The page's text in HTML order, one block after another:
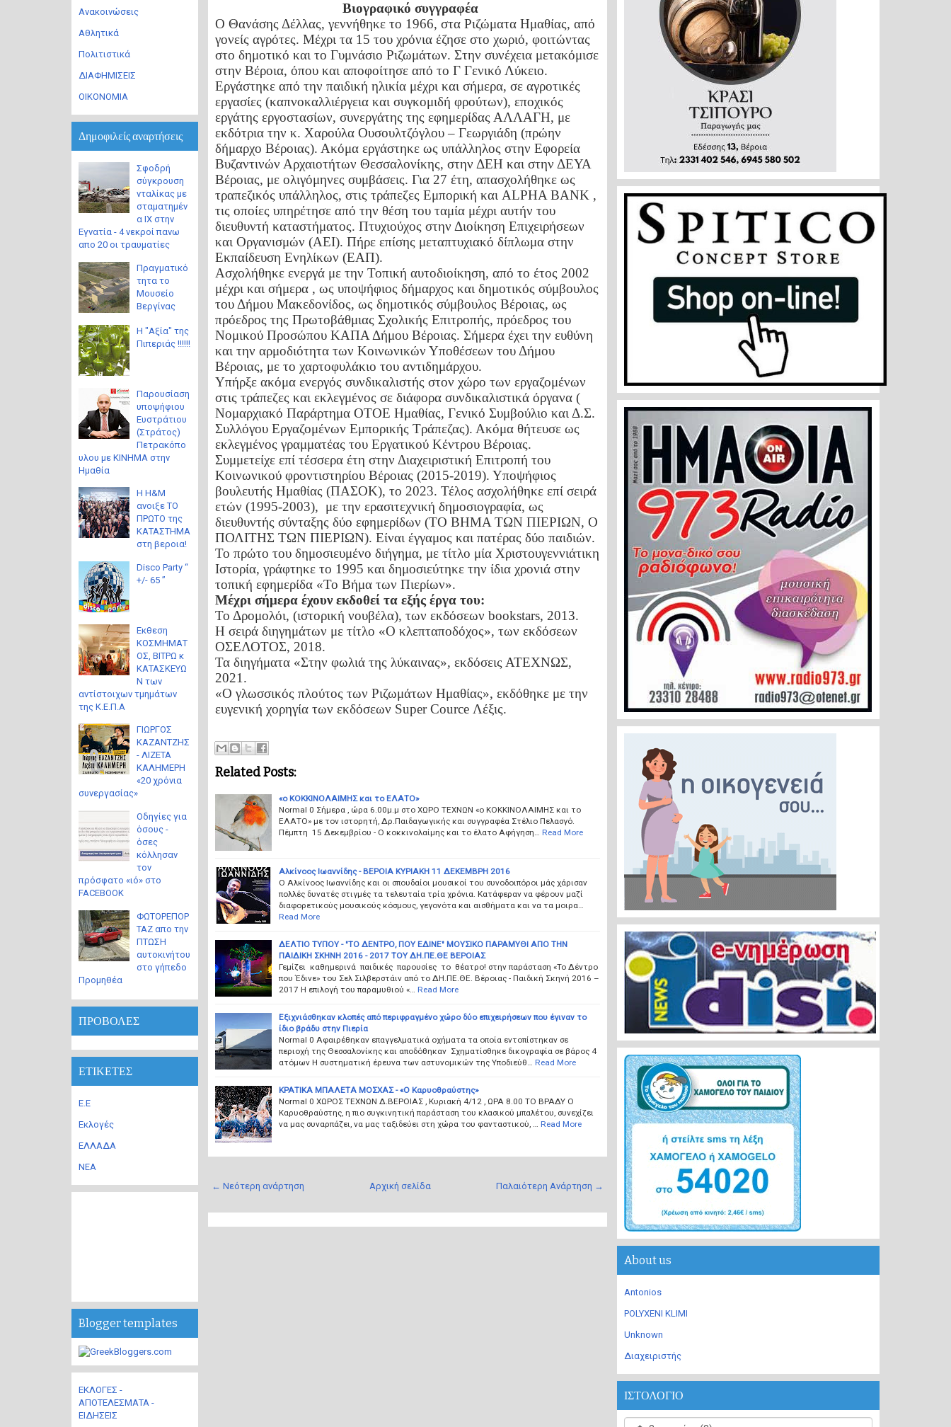
Βιογραφικό συγγραφέα
Ο Θανάσης Δέλλας, γεννήθηκε το 1966, στα Ριζώματα Ημαθίας, από
γονείς αγρότες. Μέχρι τα 15 του χρόνια έζησε στο χωριό, φοιτώντας
στο δημοτικό και το Γυμνάσιο Ριζωμάτων. Στην συνέχεια μετακόμισε
στην Βέροια, όπου και αποφοίτησε από το Γ Γενικό Λύκειο.
Εργάστηκε από την παιδική ηλικία μέχρι και σήμερα, σε αγροτικές
εργασίες (καπνοκαλλιέργεια και συγκομιδή φρούτων), εποχικός
εργάτης εργοστασίων, συνεργάτης της εφημερίδας ΑΛΛΑΓΗ, με
εκδότρια την κ. Χαρούλα Ουσουλτζόγλου – Γεωργιάδη (πρώην
δήμαρχο Βέροιας). Ακόμα εργάστηκε ως υπάλληλος στην Εφορεία
Βυζαντινών Αρχαιοτήτων Θεσσαλονίκης, στην ΔΕΗ και στην ΔΕΥΑ
Βέροιας, με ολιγόμηνες συμβάσεις. Για 27 έτη, απασχολήθηκε ως
τραπεζικός υπάλληλος, στις τράπεζες Εμπορική και ALPHA BANK ,
τις οποίες υπηρέτησε από την θέση του ταμία μέχρι αυτήν του
διευθυντή καταστήματος. Πτυχιούχος στην Διοίκηση Επιχειρήσεων
και Οργανισμών (ΑΕΙ). Πήρε επίσης μεταπτυχιακό δίπλωμα στην
Εκπαίδευση Ενηλίκων (ΕΑΠ).
Ασχολήθηκε ενεργά με την Τοπική αυτοδιοίκηση, από το έτος 2002
μέχρι και σήμερα , ως υποψήφιος δήμαρχος και δημοτικός σύμβουλος
του Δήμου Μακεδονίδος, ως δημοτικός σύμβουλος Βέροιας, ως
πρόεδρος της Πρωτοβάθμιας Σχολικής Επιτροπής, πρόεδρος του
Νομικού Προσώπου ΚΑΠΑ Δήμου Βέροιας. Σήμερα έχει την ευθύνη
και την αρμοδιότητα των Κοινωνικών Υποθέσεων του Δήμου
Βέροιας, με το χαρτοφυλάκιο του αντιδημάρχου.
Υπήρξε ακόμα ενεργός συνδικαλιστής στον χώρο των εργαζομένων
στις τράπεζες και εκλεγμένος σε διάφορα συνδικαλιστικά όργανα (
Νομαρχιακό Παράρτημα ΟΤΟΕ Ημαθίας, Γενικό Συμβούλιο και Δ.Σ.
Συλλόγου Εργαζομένων Εμπορικής Τράπεζας). Ακόμα θήτευσε ως
εκλεγμένος γραμματέας του Εργατικού Κέντρου Βέροιας.
Συμμετείχε επί τέσσερα έτη στην Διαχειριστική Επιτροπή του
Κοινωνικού φροντιστηρίου Βέροιας (2015-2019). Υποψήφιος
βουλευτής Ημαθίας (ΠΑΣΟΚ), το 2023. Τέλος ασχολήθηκε επί σειρά
ετών (1995-2003), με την ερασιτεχνική δημοσιογραφία, ως
διευθυντής σύνταξης δύο εφημερίδων (ΤΟ ΒΗΜΑ ΤΩΝ ΠΙΕΡΙΩΝ, Ο
ΠΟΛΙΤΗΣ ΤΩΝ ΠΙΕΡΙΩΝ). Είναι έγγαμος και πατέρας δύο παιδιών.
Το πρώτο του δημοσιευμένο διήγημα, με τίτλο μία Χριστουγεννιάτικη
Ιστορία, γράφτηκε το 1995 και δημοσιεύτηκε την ίδια χρονιά στην
τοπική εφημερίδα «Το Βήμα των Πιερίων».
Μέχρι σήμερα έχουν εκδοθεί τα εξής έργα του:
Το Δρομολόι, (ιστορική νουβέλα), των εκδόσεων bookstars, 2013.
Η σειρά διηγημάτων με τίτλο «Ο κλεπταποδόχος», των εκδόσεων
ΟΣΕΛΟΤΟΣ, 2018.
Τα διηγήματα «Στην φωλιά της λύκαινας», εκδόσεις ΑΤΕΧΝΩΣ,
2021.
«Ο γλωσσικός πλούτος των Ριζωμάτων Ημαθίας», εκδόθηκε με την
ευγενική χορηγία των εκδόσεων Super Cource Λέξις.
Related Posts:
«ο ΚΟΚΚΙΝΟΛΑΙΜΗΣ και το ΕΛΑΤΟ»
Normal 0 Σήμερα , ώρα 6.00μ.μ στο ΧΩΡΟ ΤΕΧΝΩΝ «ο ΚΟΚΚΙΝΟΛΑΙΜΗΣ και το
ΕΛΑΤΟ» με τον ιστορητή, Δρ.Παιδαγωγικής και συγγραφέα Στέλιο Πελασγό.
Πέμπτη 15 Δεκεμβρίου - Ο κοκκινολαίμης και το έλατο Αφήγηση…
Read More
Αλκίνοος Ιωαννίδης - ΒΕΡΟΙΑ ΚΥΡΙΑΚΗ 11 ΔΕΚΕΜΒΡΗ 2016
Ο Αλκίνοος Ιωαννίδης και οι σπουδαίοι μουσικοί του συνοδοιπόροι μάς χάρισαν
πολλές δυνατές στιγμές τα τελευταία τρία χρόνια. Κατάφεραν να φέρουν μαζί
διαφορετικούς μουσικούς κόσμους, γεγονότα και αισθήματα και να τα μοιρα…
Read More
ΔΕΛΤΙΟ ΤΥΠΟΥ - "ΤΟ ΔΕΝΤΡΟ, ΠΟΥ ΕΔΙΝΕ" ΜΟΥΣΙΚΟ ΠΑΡΑΜΥΘΙ ΑΠΟ ΤΗΝ
ΠΑΙΔΙΚΗ ΣΚΗΝΗ 2016 - 2017 ΤΟΥ ΔΗ.ΠΕ.ΘΕ ΒΕΡΟΙΑΣ
Γεμίζει καθημερινά παιδικές παρουσίες το θέατρο! στην παράσταση «Το Δέντρο
που Έδινε» του Σελ Σιλβερστάιν από το ΔΗ.ΠΕ.ΘΕ. Βέροιας - Παιδική Σκηνή 2016 –
2017 Η επιλογή του παραμυθιού «…
Read More
Εξιχνιάσθηκαν κλοπές από περιφραγμένο χώρο δύο επιχειρήσεων που έγιναν το
ίδιο βράδυ στην Πιερία
Normal 0 Αφαιρέθηκαν επαγγελματικά οχήματα τα οποία εντοπίστηκαν σε
περιοχή της Θεσσαλονίκης και αποδόθηκαν Σχηματίσθηκε δικογραφία σε βάρος 4
ατόμων Η συστηματική έρευνα των αστυνομικών της Υποδιεύθ…
Read More
ΚΡΑΤΙΚΑ ΜΠΑΛΕΤΑ ΜΟΣΧΑΣ - «Ο Καρυοθραύστης»
Normal 0 ΧΩΡΟΣ ΤΕΧΝΩΝ Δ.ΒΕΡΟΙΑΣ , Κυριακή 4/12 , ΩΡΑ 8.00 ΤΟ ΒΡΑΔΥ Ο
Καρυοθραύστης, η πιο συγκινητική παράσταση του κλασικού μπαλέτου, συνεχίζει
να μας συναρπάζει, να μας ταξιδεύει στη χώρα του φανταστικού, …
Read More
← Νεότερη ανάρτηση Παλαιότερη Ανάρτηση →
Αρχική σελίδα
Ανακοινώσεις
Αθλητικά
Πολιτιστικά
ΔΙΑΦΗΜΙΣΕΙΣ
ΟΙΚΟΝΟΜΙΑ
Δημοφιλείς αναρτήσεις
Σφοδρή
σύγκρουση
νταλίκας με
σταματημέν
α ΙΧ στην
Εγνατία - 4 νεκροί πανω
απο 20 οι τραυματίες
Πραγματικό
τητα το
Μουσείο
Βεργίνας
Η "Αξία" της
Πιπεριάς !!!!!!
Παρουσίαση
υποψήφιου
Ευστράτιου
(Στράτος)
Πετρακόπο
υλου με ΚΙΝΗΜΑ στην
Ημαθία
Η H&M
ανοιξε ΤΟ
ΠΡΩΤΟ της
ΚΑΤΑΣΤΗΜΑ
στη βεροια!
Disco Party “
+/- 65 ”
Eκθεση
ΚΟΣΜΗΜΑΤ
ΟΣ, ΒΙΤΡΩ κ
ΚΑΤΑΣΚΕΥΩ
Ν των
αντίστοιχων τμημάτων
της Κ.Ε.Π.Α
ΓΙΩΡΓΟΣ
ΚΑΖΑΝΤΖΗΣ
- ΛΙΖΕΤΑ
ΚΑΛΗΜΕΡΗ
«20 χρόνια
συνεργασίας»
Οδηγίες για
όσους -
όσες
κόλλησαν
τον
πρόσφατο «ιό» στο
FACEBOOK
ΦΩΤΟΡΕΠΟΡ
ΤΑΖ απο την
ΠΤΩΣΗ
αυτοκινήτου
στο γήπεδο
Προμηθέα
ΠΡΟΒΟΛΕΣ
ΕΤΙΚΕΤΕΣ
Ε.Ε
Εκλογές
ΕΛΛΑΔΑ
ΝΕΑ
Blogger templates
ΕΚΛΟΓΕΣ -
ΑΠΟΤΕΛΕΣΜΑΤΑ -
ΕΙΔΗΣΕΙΣ
About us
Antonios
POLYXENI KLIMI
Unknown
Διαχειριστής
ΙΣΤΟΛΟΓΙΟ